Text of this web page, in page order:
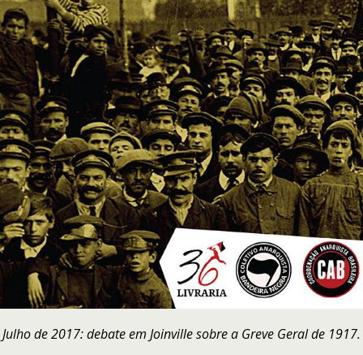
Julho de 2017: debate em Joinville sobre a Greve Geral de 1917.